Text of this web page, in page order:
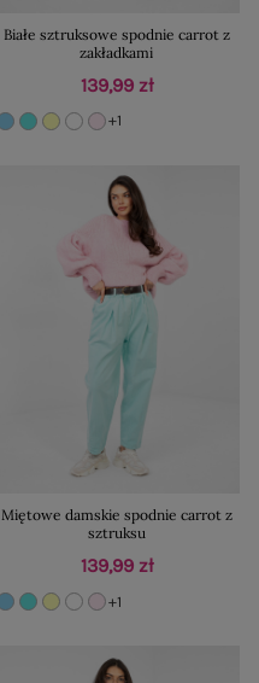
Białe sztruksowe spodnie carrot z
zakładkami
139,99 zł
+1
Miętowe damskie spodnie carrot z
sztruksu
139,99 zł
+1